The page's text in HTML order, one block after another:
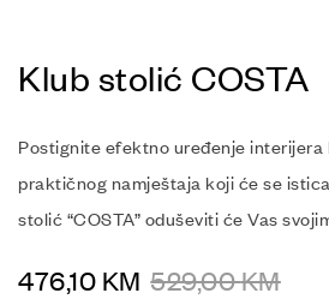
Klub stolić COSTA
Postignite efektno uređenje interijera
praktičnog namještaja koji će se
stolić “COSTA” oduševiti će Vas
529,00KM
476,10 KM